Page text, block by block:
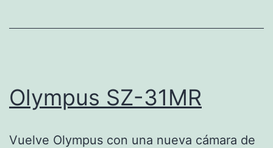
Olympus SZ-31MR
Vuelve Olympus con una nueva cámara de